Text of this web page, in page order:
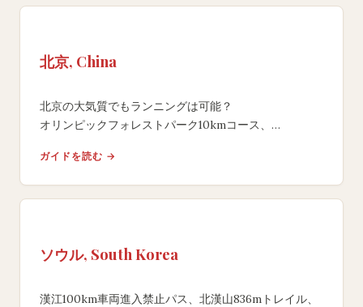
北京, China
北京の大気質でもランニングは可能？
オリンピックフォレストパーク10kmコース、
ガイドを読む →
ソウル, South Korea
漢江100km車両進入禁止パス、北漢山836mトレイル、